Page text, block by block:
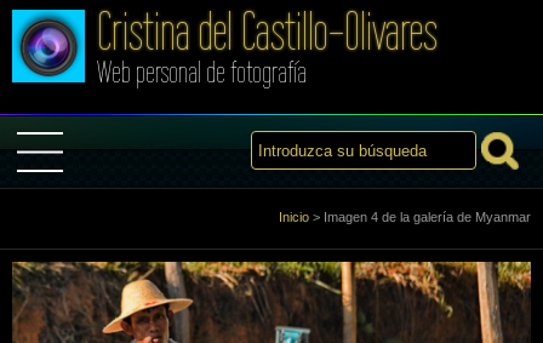
Cristina del Castillo-Olivares
Web personal de fotografía
Sobre Mi
Inicio > Imagen 4 de la galería de Myanmar